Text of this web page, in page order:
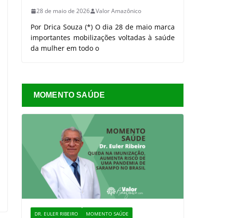
28 de maio de 2026 Valor Amazônico
Por Drica Souza (*) O dia 28 de maio marca
importantes mobilizações voltadas à saúde
da mulher em todo o
MOMENTO SAÚDE
DR. EULER RIBEIRO MOMENTO SAÚDE